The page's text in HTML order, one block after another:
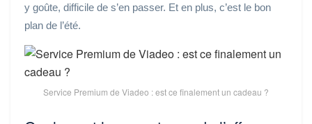
y goûte, difficile de s’en passer. Et en plus, c’est le bon
plan de l’été.
Service Premium de Viadeo : est ce finalement un cadeau ?